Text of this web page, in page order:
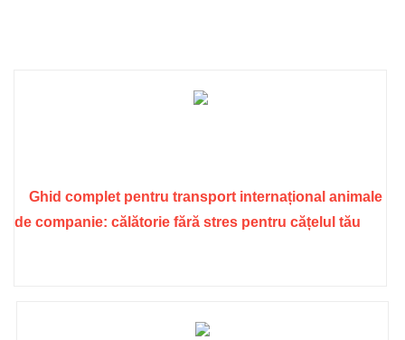
Ghid complet pentru transport internațional animale
de companie: călătorie fără stres pentru cățelul tău